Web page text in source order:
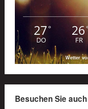
27°
DO
26
FR
Wetter
Besuchen Sie auch